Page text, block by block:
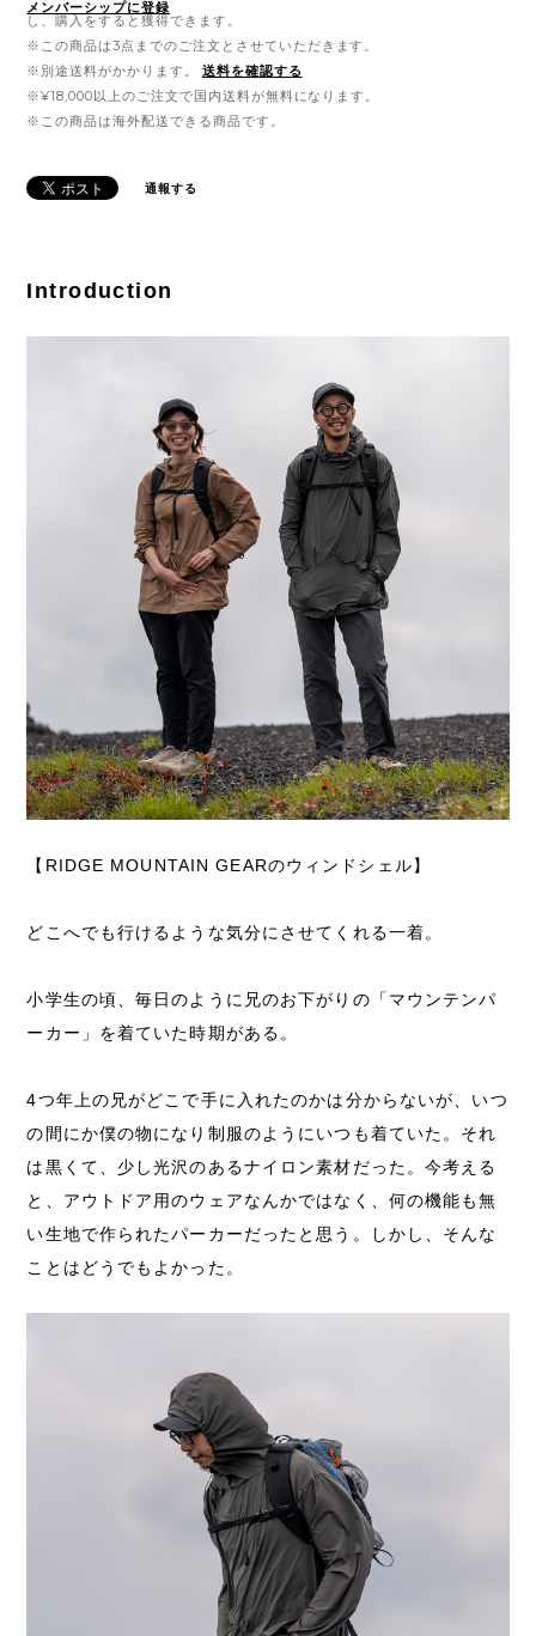
メンバーシップに登録
し、購入をすると獲得できます。
※この商品は3点までのご注文とさせていただきます。
※別途送料がかかります。
送料を確認する
※¥18,000以上のご注文で国内送料が無料になります。
※この商品は海外配送できる商品です。
通報する
Introduction
【RIDGE MOUNTAIN GEARのウィンドシェル】
どこへでも行けるような気分にさせてくれる一着。
小学生の頃、毎日のように兄のお下がりの「マウンテンパ
ーカー」を着ていた時期がある。
4つ年上の兄がどこで手に入れたのかは分からないが、いつ
の間にか僕の物になり制服のようにいつも着ていた。それ
は黒くて、少し光沢のあるナイロン素材だった。今考える
と、アウトドア用のウェアなんかではなく、何の機能も無
い生地で作られたパーカーだったと思う。しかし、そんな
ことはどうでもよかった。